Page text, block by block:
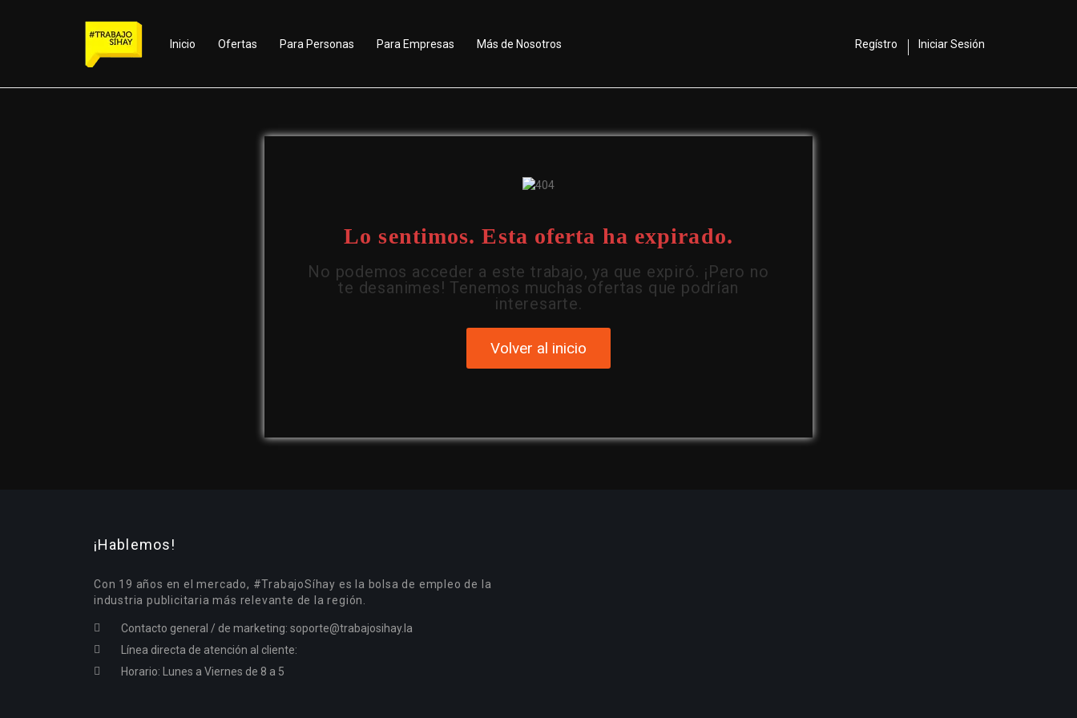
Inicio Ofertas Para Personas Para Empresas Más de Nosotros Regístro Iniciar Sesión
Lo sentimos. Esta oferta ha expirado.
No podemos acceder a este trabajo, ya que expiró. ¡Pero no
te desanimes! Tenemos muchas ofertas que podrían
interesarte.
Volver al inicio
¡Hablemos!
Con 19 años en el mercado, #TrabajoSíhay es la bolsa de empleo de la
industria publicitaria más relevante de la región.
Contacto general / de marketing: soporte@trabajosihay.la
Línea directa de atención al cliente:
Horario: Lunes a Viernes de 8 a 5